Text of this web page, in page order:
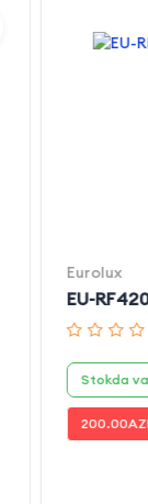
Eurolux
EU-
Stokda
200.00